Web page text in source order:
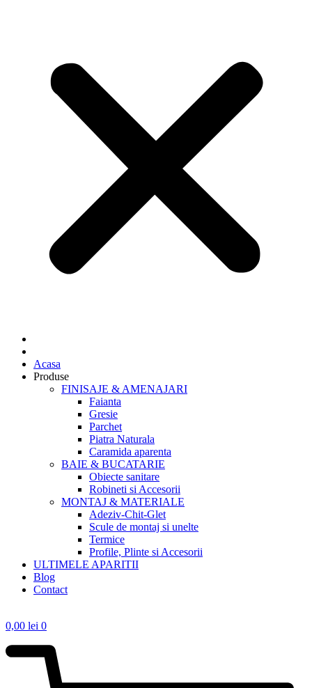
Acasa
Produse
FINISAJE & AMENAJARI
Faianta
Gresie
Parchet
Piatra Naturala
Caramida aparenta
BAIE & BUCATARIE
Obiecte sanitare
Robineti si Accesorii
MONTAJ & MATERIALE
Adeziv-Chit-Glet
Scule de montaj si unelte
Termice
Profile, Plinte si Accesorii
ULTIMELE APARITII
Blog
Contact
0,00 lei 0